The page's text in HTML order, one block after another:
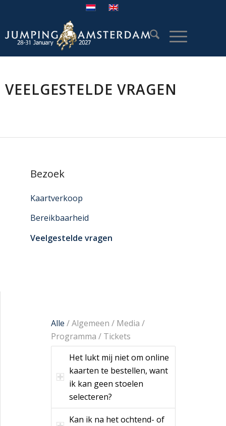
VEELGESTELDE VRAGEN
Bezoek
Kaartverkoop
Bereikbaarheid
Veelgestelde vragen
Alle /Algemeen / Media /
Programma / Tickets
Het lukt mij niet om online
kaarten te bestellen, want
ik kan geen stoelen
selecteren?
Kan ik na het ochtend- of